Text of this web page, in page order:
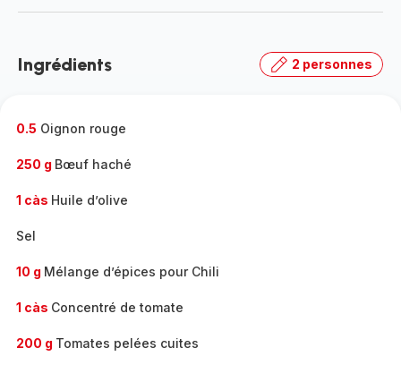
-
gamme
Ingrédients 2 personnes
0.5 Oignon rouge
250 g Bœuf haché
1 càs Huile d’olive
Sel
10 g Mélange d’épices pour Chili
1 càs Concentré de tomate
200 g Tomates pelées cuites